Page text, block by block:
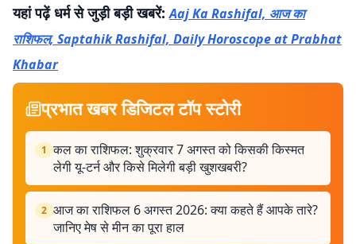
यहां पढ़ें धर्म से जुड़ी बड़ी खबरें:Aaj Ka Rashifal, आज का
राशिफल, Saptahik Rashifal, Daily Horoscope at Prabhat
Khabar
प्रभात खबर डिजिटल टॉप स्टोरी
1 कल का राशिफल: शुक्रवार 7 अगस्त को किसकी किस्मत
लेगी यू-टर्न और किसे मिलेगी बड़ी खुशखबरी?
2 आज का राशिफल 6 अगस्त 2026: क्या कहते हैं आपके तारे?
जानिए मेष से मीन का पूरा हाल